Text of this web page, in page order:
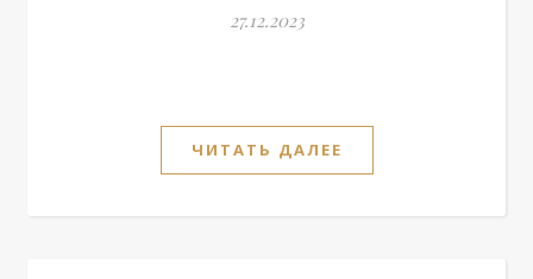
27.12.2023
ЧИТАТЬ ДАЛЕЕ